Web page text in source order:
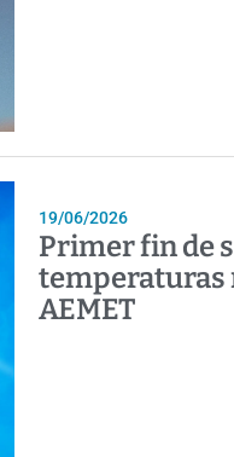
19/06/2026
Primer fin de
temperaturas
AEMET